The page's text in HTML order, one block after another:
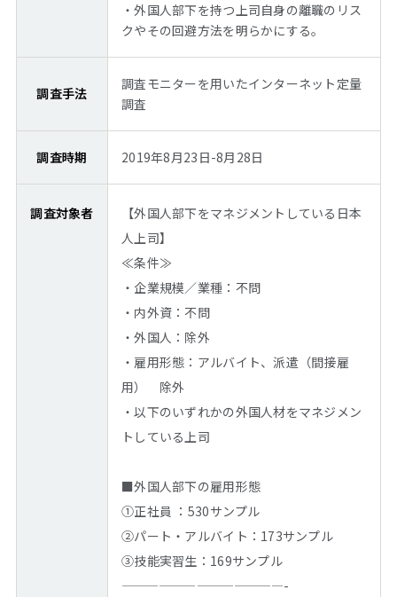
・外国人部下を持つ上司自身の離職のリス
クやその回避方法を明らかにする。
調査手法
調査モニターを用いたインターネット定量
調査
調査時期 2019年8月23日-8月28日
調査対象者
【外国人部下をマネジメントしている日本
人上司】
≪条件≫
・企業規模／業種：不問
・内外資：不問
・外国人：除外
・雇用形態：アルバイト、派遣（間接雇
用） 除外
・以下のいずれかの外国人材をマネジメン
トしている上司
■外国人部下の雇用形態
①正社員 ：530サンプル
②パート・アルバイト：173サンプル
③技能実習生：169サンプル
—————————————-